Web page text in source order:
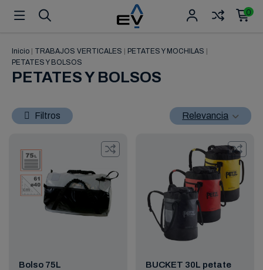
0
Inicio TRABAJOS VERTICALES PETATES Y MOCHILAS
PETATES Y BOLSOS
PETATES Y BOLSOS
Filtros Relevancia
Bolso 75L BUCKET 30L petate